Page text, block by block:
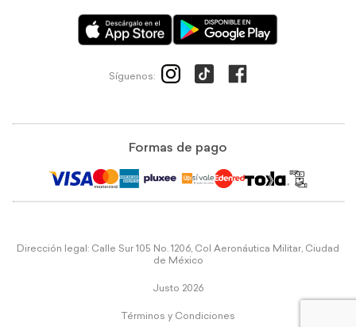
Síguenos:
Formas de pago
Dirección legal: Calle Sur 105 No. 1206, Col Aeronáutica Militar, Ciudad
de México
Justo 2026
Términos y Condiciones